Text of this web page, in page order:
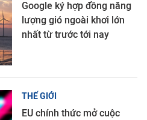
Google ký hợp đồng năng
lượng gió ngoài khơi lớn
nhất từ trước tới nay
THẾ GIỚI
EU chính thức mở cuộc